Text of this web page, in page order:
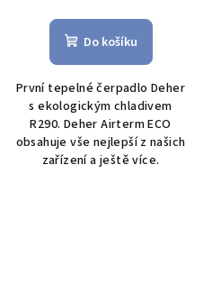
hodnocení
produktu
z
5
hvězdiček.
Do košíku
První tepelné čerpadlo Deher
s ekologickým chladivem
R290. Deher Airterm ECO
obsahuje vše nejlepší z našich
zařízení a ještě více.